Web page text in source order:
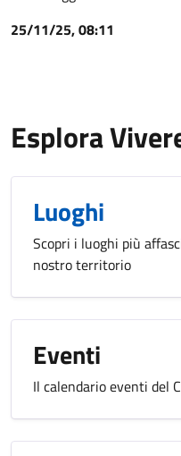
25/11/25, 08:11
Esplora
Luoghi
Scopri i luoghi più
nostro territorio
Eventi
Il calendario eventi del